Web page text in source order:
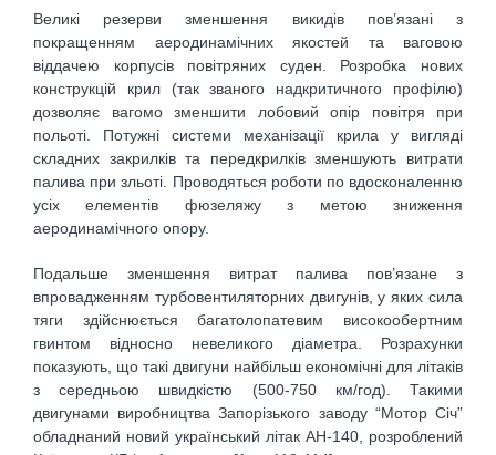
Великі резерви зменшення викидів пов’язані з
покращенням аеродинамічних якостей та ваговою
віддачею корпусів повітряних суден. Розробка нових
конструкцій крил (так званого надкритичного профілю)
дозволяє вагомо зменшити лобовий опір повітря при
польоті. Потужні системи механізації крила у вигляді
складних закрилків та передкрилків зменшують витрати
палива при зльоті. Проводяться роботи по вдосконаленню
усіх елементів фюзеляжу з метою зниження
аеродинамічного опору.
Подальше зменшення витрат палива пов’язане з
впровадженням турбовентиляторних двигунів, у яких сила
тяги здійснюється багатолопатевим високообертним
гвинтом відносно невеликого діаметра. Розрахунки
показують, що такі двигуни найбільш економічні для літаків
з середньою швидкістю (500-750 км/год). Такими
двигунами виробництва Запорізького заводу “Мотор Січ”
обладнаний новий український літак АН-140, розроблений